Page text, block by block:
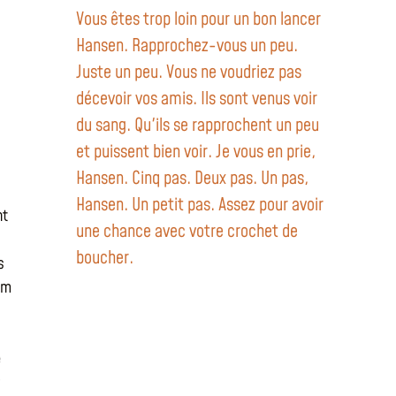
Vous êtes trop loin pour un bon lancer
Hansen. Rapprochez-vous un peu.
Juste un peu. Vous ne voudriez pas
décevoir vos amis. Ils sont venus voir
du sang. Qu'ils se rapprochent un peu
et puissent bien voir. Je vous en prie,
Hansen. Cinq pas. Deux pas. Un pas,
Hansen. Un petit pas. Assez pour avoir
une chance avec votre crochet de
boucher.